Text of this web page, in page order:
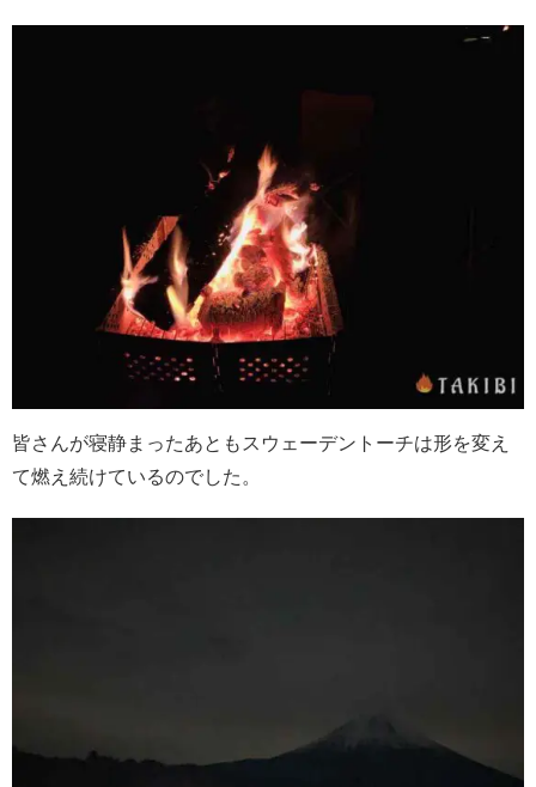
皆さんが寝静まったあともスウェーデントーチは形を変え
て燃え続けているのでした。